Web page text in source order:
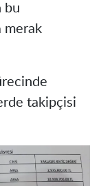
bu
merak
takipçisi